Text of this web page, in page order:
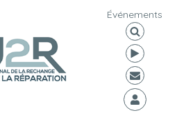
Événements